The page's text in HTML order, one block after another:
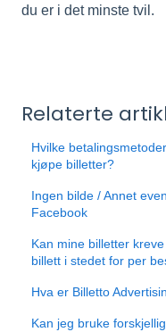
du er i det minste tvil.
Relaterte
Hvilke
kjøpe billetter?
Ingen bilde / Annet
Facebook
Kan mine billetter
billett i stedet for per
Hva er Billetto
Kan jeg bruke